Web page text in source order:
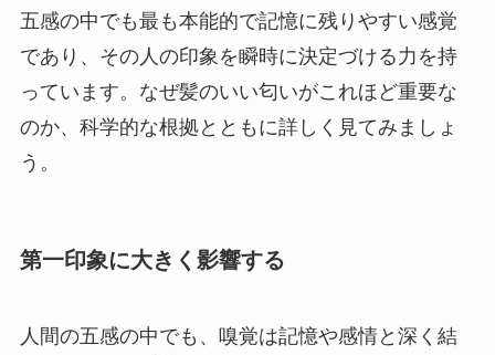
五感の中でも最も本能的で記憶に残りやすい感覚
であり、その人の印象を瞬時に決定づける力を持
っています。なぜ髪のいい匂いがこれほど重要な
のか、科学的な根拠とともに詳しく見てみましょ
う。
第一印象に大きく影響する
人間の五感の中でも、嗅覚は記憶や感情と深く結